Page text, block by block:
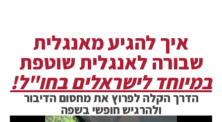
איך להגיע מאנגלית
שבורה לאנגלית שוטפת
במיוחד לישראלים בחו"ל!
הדרך הקלה לפרוץ את מחסום הדיבור
ולהרגיש חופשי בשפה